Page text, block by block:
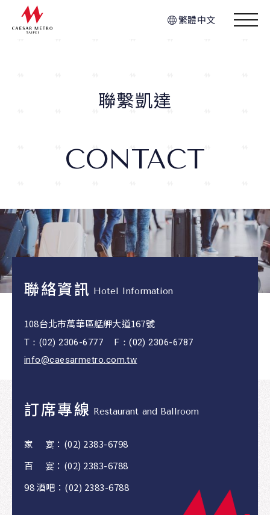
聯繫凱達
CONTACT
聯絡資訊 Hotel Information
108台北市萬華區艋舺大道167號
T：(02) 2306-6777
F：(02) 2306-6787
info@caesarmetro.com.tw
訂席專線 Restaurant and Ballroom
家 宴： (02) 2383-6798
百 宴： (02) 2383-6788
98 酒吧： (02) 2383-6788
繁體中文